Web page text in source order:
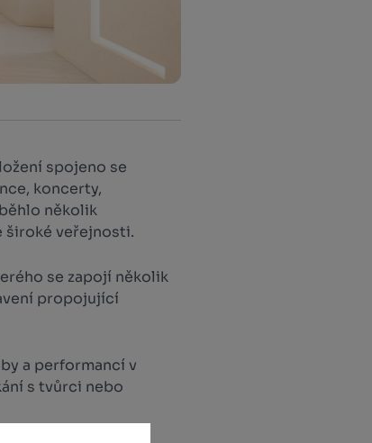
spojeno se
koncerty,
několik
široké veřejnosti.
se zapojí několik
propojující
a performancí v
s tvůrci nebo